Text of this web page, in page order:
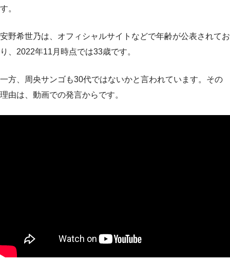
す。
安野希世乃は、オフィシャルサイトなどで年齢が公表されてお
り、2022年11月時点では33歳です。
一方、周央サンゴも30代ではないかと言われています。その
理由は、動画での発言からです。